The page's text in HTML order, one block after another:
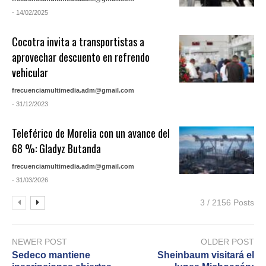
- 14/02/2025
Cocotra invita a transportistas a
aprovechar descuento en refrendo
vehicular
frecuenciamultimedia.adm@gmail.com
- 31/12/2023
Teleférico de Morelia con un avance del
68 %: Gladyz Butanda
frecuenciamultimedia.adm@gmail.com
- 31/03/2026
3 / 2156 Posts
NEWER POST
Sedeco mantiene
OLDER POST
Sheinbaum visitará el